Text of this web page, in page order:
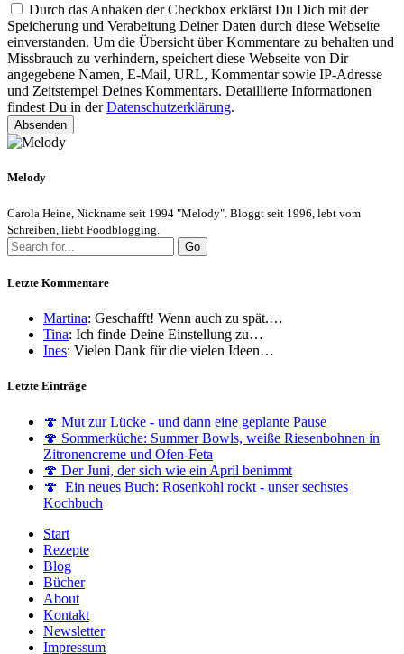
Durch das Anhaken der Checkbox erklärst Du Dich mit der
Speicherung und Verabeitung Deiner Daten durch diese Webseite
einverstanden. Um die Übersicht über Kommentare zu behalten und
Missbrauch zu verhindern, speichert diese Webseite von Dir
angegebene Namen, E-Mail, URL, Kommentar sowie IP-Adresse
und Zeitstempel Deines Kommentars. Detaillierte Informationen
findest Du in derDatenschutzerklärung.
Absenden
Melody
Carola Heine, Nickname seit 1994 "Melody". Bloggt seit 1996, lebt vom
Schreiben, liebt Foodblogging.
Go
Letzte Kommentare
Martina: Geschafft! Wenn auch zu spät.…
Tina: Ich finde Deine Einstellung zu…
Ines: Vielen Dank für die vielen Ideen…
Letzte Einträge
🍄 Mut zur Lücke - und dann eine geplante Pause
🍄 Sommerküche: Summer Bowls, weiße Riesenbohnen in
Zitronencreme und Ofen-Feta
🍄 Der Juni, der sich wie ein April benimmt
🍄 Ein neues Buch: Rosenkohl rockt - unser sechstes
Kochbuch
Start
Rezepte
Blog
Bücher
About
Kontakt
Newsletter
Impressum